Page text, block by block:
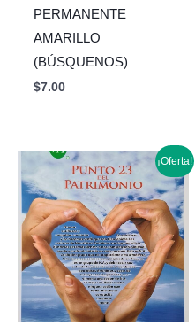
PERMANENTE
AMARILLO
(BÚSQUENOS)
$7.00
¡Oferta!
Original
price
was:
$21.00.
Current
price
is:
$10.50.